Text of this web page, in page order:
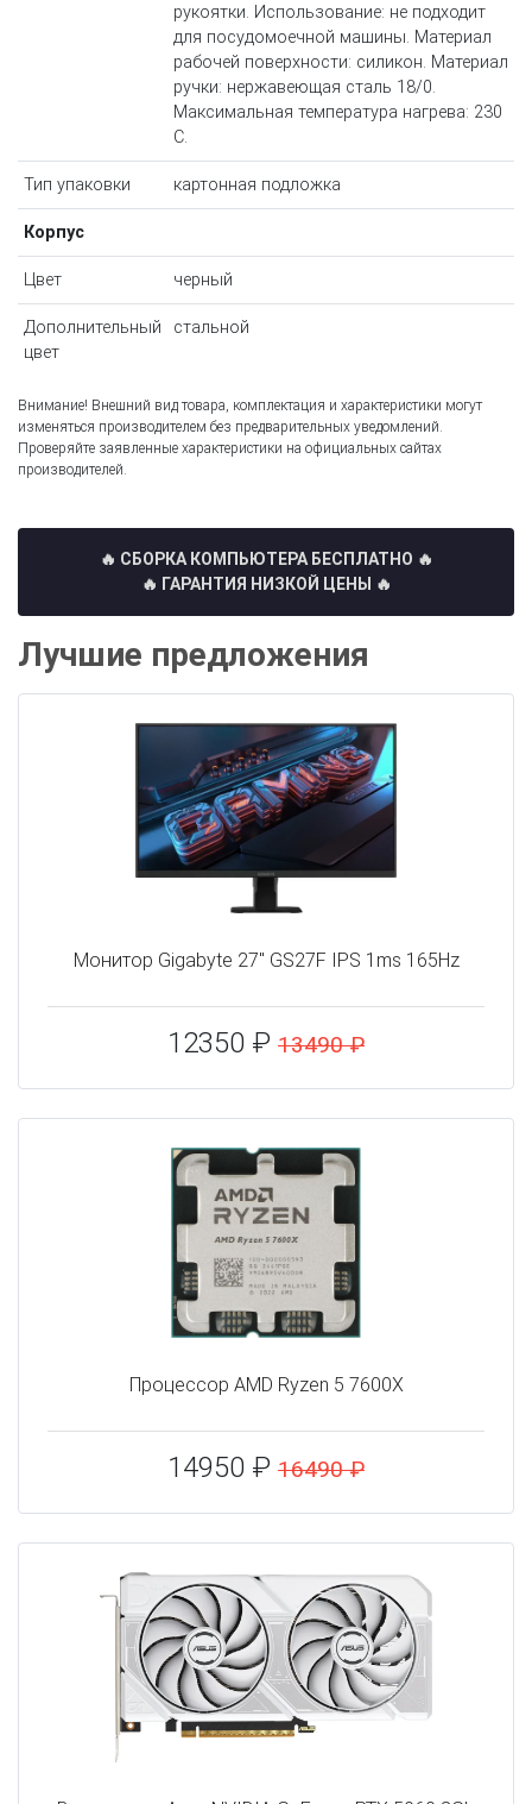
рукоятки. Использование: не подходит
для посудомоечной машины. Материал
рабочей поверхности: силикон. Материал
ручки: нержавеющая сталь 18/0.
Максимальная температура нагрева: 230
С.
Тип упаковки картонная подложка
Корпус
Цвет черный
Дополнительный
цвет
стальной
Внимание! Внешний вид товара, комплектация и характеристики могут
изменяться производителем без предварительных уведомлений.
Проверяйте заявленные характеристики на официальных сайтах
производителей.
🔥 СБОРКА КОМПЬЮТЕРА БЕСПЛАТНО 🔥
🔥 ГАРАНТИЯ НИЗКОЙ ЦЕНЫ 🔥
Лучшие предложения
Монитор Gigabyte 27" GS27F IPS 1ms 165Hz
12350 ₽ 13490 ₽
Процессор AMD Ryzen 5 7600X
14950 ₽ 16490 ₽